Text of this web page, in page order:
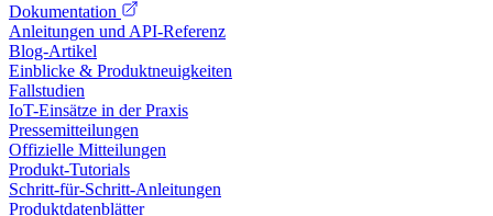
Dokumentation
Anleitungen und API-Referenz
Blog-Artikel
Einblicke & Produktneuigkeiten
Fallstudien
IoT-Einsätze in der Praxis
Pressemitteilungen
Offizielle Mitteilungen
Produkt-Tutorials
Schritt-für-Schritt-Anleitungen
Produktdatenblätter